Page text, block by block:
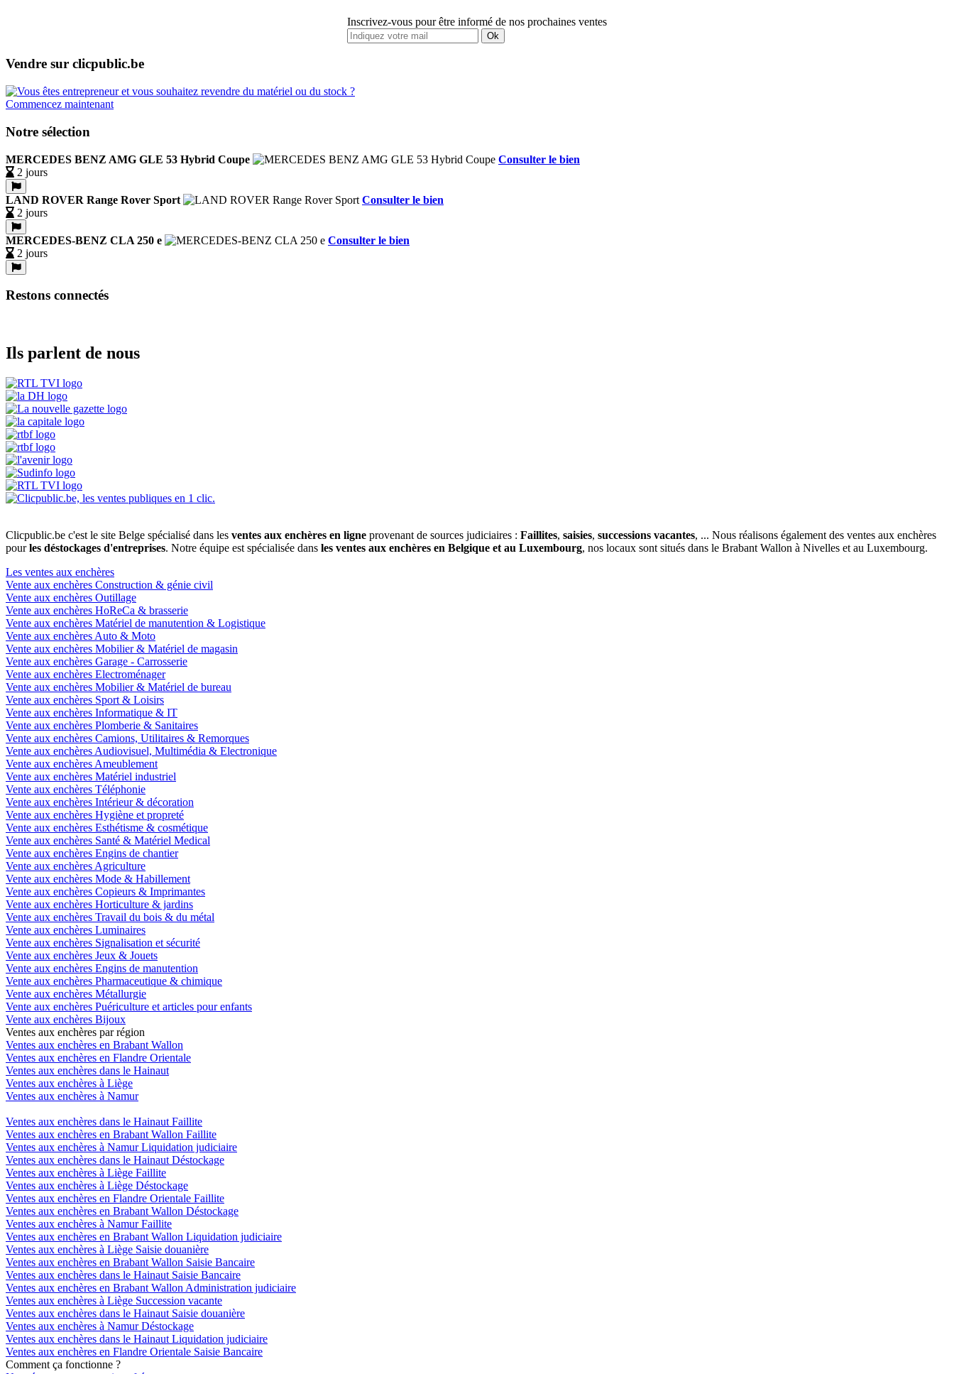
Inscrivez-vous pour être informé de nos prochaines ventes
Ok
Vendre sur clicpublic.be
Commencez maintenant
Notre sélection
MERCEDES BENZ AMG GLE 53 Hybrid Coupe
Consulter le bien
2 jours
LAND ROVER Range Rover Sport
Consulter le bien
2 jours
MERCEDES-BENZ CLA 250 e
Consulter le bien
2 jours
Restons connectés
Ils parlent de nous
Clicpublic.be c'est le site Belge spécialisé dans les ventes aux enchères en ligne provenant de sources judiciaires : Faillites, saisies, successions vacantes, ... Nous réalisons également des ventes aux enchères
pourles déstockages d'entreprises. Notre équipe est spécialisée dans les ventes aux enchères en Belgique et au Luxembourg, nos locaux sont situés dans le Brabant Wallon à Nivelles et au Luxembourg.
Les ventes aux enchères
Vente aux enchères Construction & génie civil
Vente aux enchères Outillage
Vente aux enchères HoReCa & brasserie
Vente aux enchères Matériel de manutention & Logistique
Vente aux enchères Auto & Moto
Vente aux enchères Mobilier & Matériel de magasin
Vente aux enchères Garage - Carrosserie
Vente aux enchères Electroménager
Vente aux enchères Mobilier & Matériel de bureau
Vente aux enchères Sport & Loisirs
Vente aux enchères Informatique & IT
Vente aux enchères Plomberie & Sanitaires
Vente aux enchères Camions, Utilitaires & Remorques
Vente aux enchères Audiovisuel, Multimédia & Electronique
Vente aux enchères Ameublement
Vente aux enchères Matériel industriel
Vente aux enchères Téléphonie
Vente aux enchères Intérieur & décoration
Vente aux enchères Hygiène et propreté
Vente aux enchères Esthétisme & cosmétique
Vente aux enchères Santé & Matériel Medical
Vente aux enchères Engins de chantier
Vente aux enchères Agriculture
Vente aux enchères Mode & Habillement
Vente aux enchères Copieurs & Imprimantes
Vente aux enchères Horticulture & jardins
Vente aux enchères Travail du bois & du métal
Vente aux enchères Luminaires
Vente aux enchères Signalisation et sécurité
Vente aux enchères Jeux & Jouets
Vente aux enchères Engins de manutention
Vente aux enchères Pharmaceutique & chimique
Vente aux enchères Métallurgie
Vente aux enchères Puériculture et articles pour enfants
Vente aux enchères Bijoux
Ventes aux enchères par région
Ventes aux enchères en Brabant Wallon
Ventes aux enchères en Flandre Orientale
Ventes aux enchères dans le Hainaut
Ventes aux enchères à Liège
Ventes aux enchères à Namur
Ventes aux enchères dans le Hainaut Faillite
Ventes aux enchères en Brabant Wallon Faillite
Ventes aux enchères à Namur Liquidation judiciaire
Ventes aux enchères dans le Hainaut Déstockage
Ventes aux enchères à Liège Faillite
Ventes aux enchères à Liège Déstockage
Ventes aux enchères en Flandre Orientale Faillite
Ventes aux enchères en Brabant Wallon Déstockage
Ventes aux enchères à Namur Faillite
Ventes aux enchères en Brabant Wallon Liquidation judiciaire
Ventes aux enchères à Liège Saisie douanière
Ventes aux enchères en Brabant Wallon Saisie Bancaire
Ventes aux enchères dans le Hainaut Saisie Bancaire
Ventes aux enchères en Brabant Wallon Administration judiciaire
Ventes aux enchères à Liège Succession vacante
Ventes aux enchères dans le Hainaut Saisie douanière
Ventes aux enchères à Namur Déstockage
Ventes aux enchères dans le Hainaut Liquidation judiciaire
Ventes aux enchères en Flandre Orientale Saisie Bancaire
Comment ça fonctionne ?